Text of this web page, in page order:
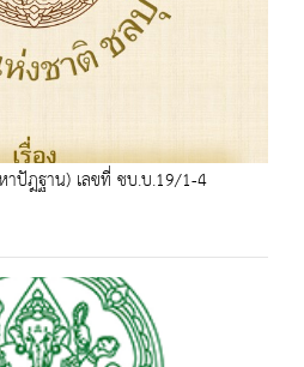
ปัฎฐาน) เลขที่ ชบ.บ.19/1-4